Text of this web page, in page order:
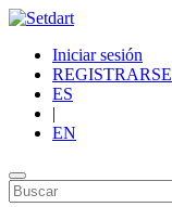
Iniciar sesión
REGISTRARSE
ES
|
EN